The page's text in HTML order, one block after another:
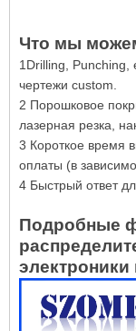
Что мы
1Drilling, Punching,
чертежи custom.
2 Порошковое
лазерная резка,
3 Короткое время
оплаты (в
4 Быстрый ответ
Подробные